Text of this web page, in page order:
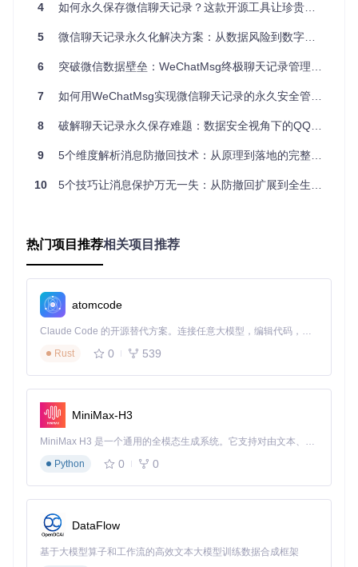
复。
消息保护方案横评：5大维度全面解析
选择合适的聊天记录保护方案需要综合考虑多个因素。以下从
功能完整性、易用性、安全性、兼容性和成本五个维度，对比
当前主流的消息保护方案：
评估
维度
Patcher
手动截
图保存
商业监
控软件
系统备
份工具
完整
★★★★★
★☆☆
☆☆
★★★
★☆
★★☆
☆☆
性
☆☆
安全
性
★★★★★
★☆
☆☆
★☆
兼容
性
★★★★☆
★★★
★☆☆
★★☆
理想选择。与商业软件相比，它不仅免费，还避免了数据收集
的潜在风险。
零门槛实施指南：6步构建防撤回系统
1. 环境准备
确保操作系统为Windows 7或更高版本
4 如何永久保存微信聊天记录？这款开源工具让珍贵对话不再丢失
5 微信聊天记录永久化解决方案：从数据风险到数字资产的全流程管理
6 突破微信数据壁垒：WeChatMsg终极聊天记录管理解决方案
7 如何用WeChatMsg实现微信聊天记录的永久安全管理？
8 破解聊天记录永久保存难题：数据安全视角下的QQ备份解决方案
9 5个维度解析消息防撤回技术：从原理到落地的完整方案
10 5个技巧让消息保护万无一失：从防撤回扩展到全生命周期管理的实用指南
热门项目推荐相关项目推荐
atomcode
Claude Code 的开源替代方案。连接任意大模型，编辑代码，运行命令，自动验证 — 全自动执行。用 Rust 构建，极致性能。 ｜ An open-source alternative to Claude Code. Connect any LLM, edit code, run commands, and verify changes — autonomously. Built in Rust for speed. Get Started
Rust
0 539
MiniMax-H3
MiniMax H3 是一个通用的全模态生成系统。它支持对由文本、图像、视频和音频组成的多模态上下文进行统一理解，并能生成分辨率高达 2K、时长可达 15 秒的带原生立体声音频的视频。得益于面向任务泛化的系统设计，H3 在预训练阶段就已具备广泛的多模态上下文理解与生成能力，能够出色地执行复杂的多模态指令。
Python
0 0
DataFlow
基于大模型算子和工作流的高效文本大模型训练数据合成框架